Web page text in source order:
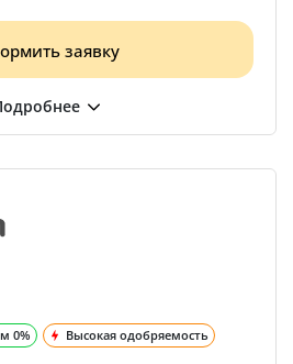
заявку
0% Высокая одобряемость